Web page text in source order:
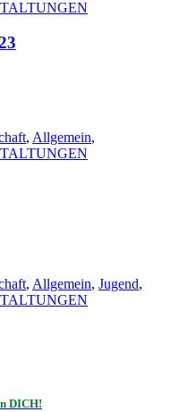
, Allgemein,
, Allgemein, Jugend,
DICH!